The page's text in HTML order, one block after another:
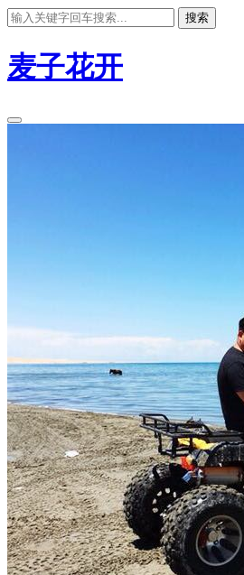
搜索
麦子花开